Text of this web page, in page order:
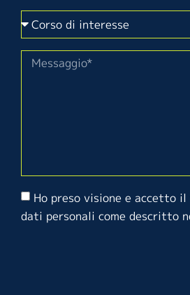
Ho preso visione e accetto
dati personali come descritto